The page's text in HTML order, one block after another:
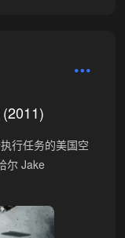
行任务的美国空
尔 Jake